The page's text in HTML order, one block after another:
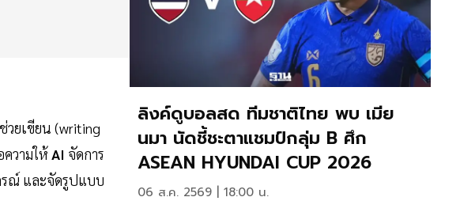
วยเขียน (writing
วามให้AI จัดการ
รณ์ และจัดรูปแบบ
ลิงค์ดูบอลสด ทีมชาติไทย พบ เมีย
นมา นัดชี้ชะตาแชมป์กลุ่ม B ศึก
ASEAN HYUNDAI CUP 2026
06 ส.ค. 2569 | 18:00 น.